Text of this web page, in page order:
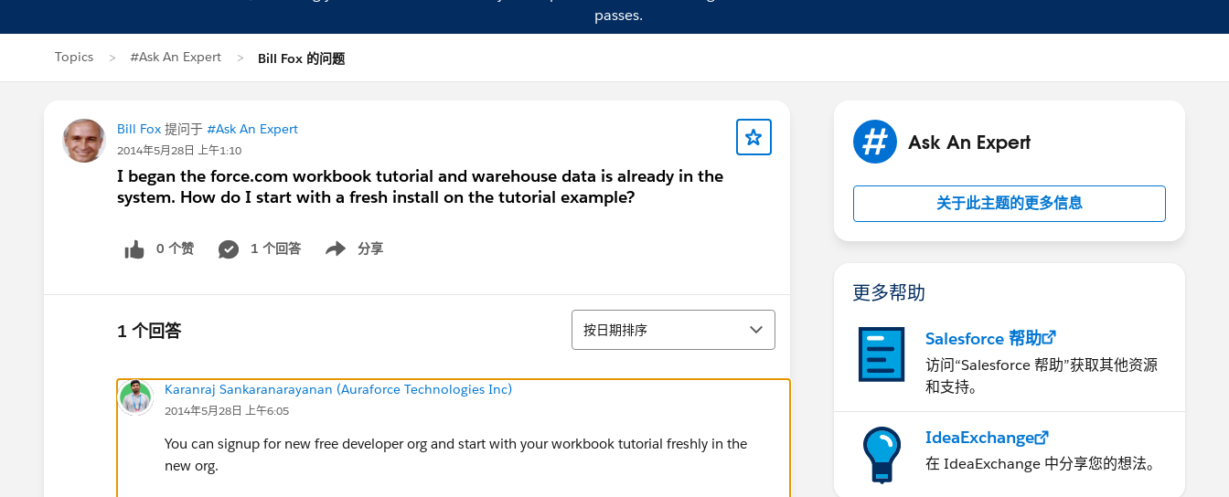
passes.
Topics #Ask An Expert Bill Fox 的问题
Bill Fox 提问于 #Ask An Expert
2014年5月28日 上午1:10
I began the force.com workbook tutorial and warehouse data is already in the
system. How do I start with a fresh install on the tutorial example?
0 个赞 1 个回答 分享
Show menu
1 个回答 排序
按日期排序
Karanraj Sankaranarayanan (Auraforce Technologies Inc)
2014年5月28日 上午6:05
You can signup for new free developer org and start with your workbook tutorial freshly in the
new org.
Ask An Expert
关于此主题的更多信息
更多帮助
Salesforce 帮助
访问“Salesforce 帮助”获取其他资源
和支持。
IdeaExchange
在 IdeaExchange 中分享您的想法。